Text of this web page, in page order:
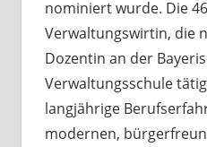
nominiert wurde. Die
Verwaltungswirtin, die
Dozentin an der
Verwaltungsschule
langjährige
modernen,